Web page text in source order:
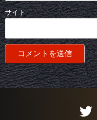
サイト